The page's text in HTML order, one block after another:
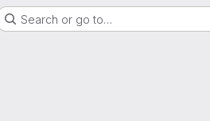
Search or go to…